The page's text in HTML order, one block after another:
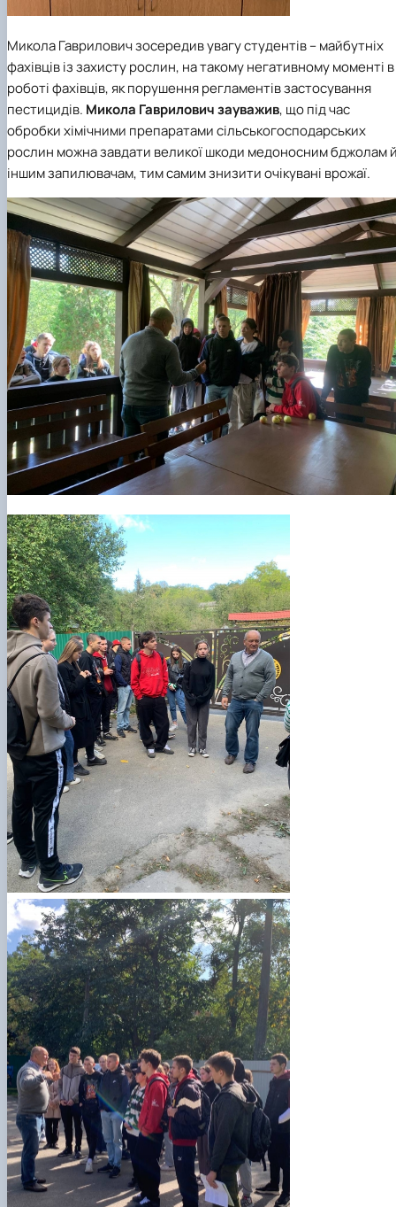
Микола Гаврилович зосередив увагу студентів – майбутніх
фахівців із захисту рослин, на такому негативному моменті в
роботі фахівців, як порушення регламентів застосування
пестицидів. Микола Гаврилович зауважив, що під час
обробки хімічними препаратами сільськогосподарських
рослин можна завдати великої шкоди медоносним бджолам
іншим запилювачам, тим самим знизити очікувані врожаї.